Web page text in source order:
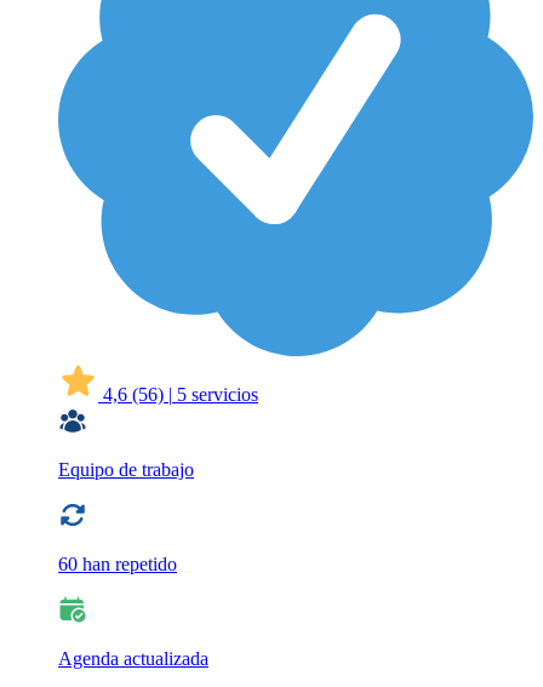
4,6 (56) | 5 servicios
Equipo de trabajo
60 han repetido
Agenda actualizada